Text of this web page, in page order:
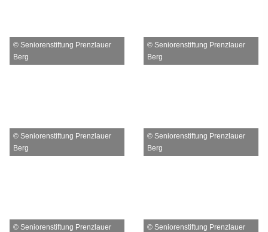
© Seniorenstiftung Prenzlauer
Berg
© Seniorenstiftung Prenzlauer
Berg
© Seniorenstiftung Prenzlauer
Berg
© Seniorenstiftung Prenzlauer
Berg
© Seniorenstiftung Prenzlauer
© Seniorenstiftung Prenzlauer